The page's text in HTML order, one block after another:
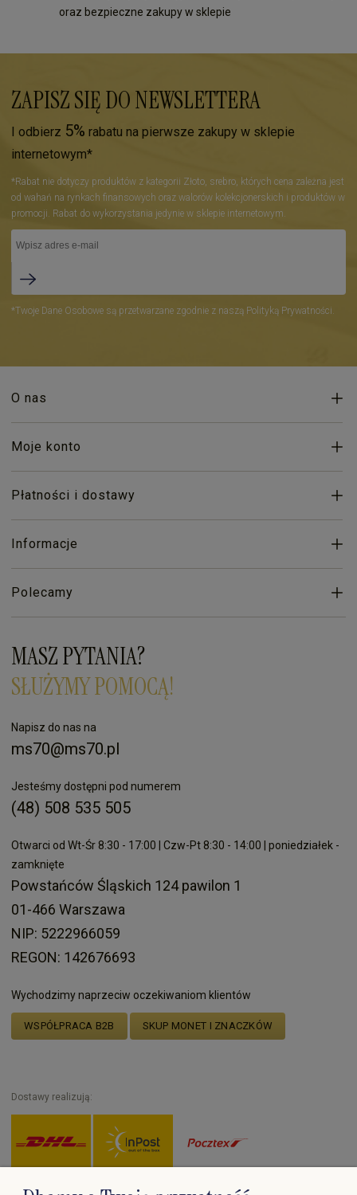
oraz bezpieczne zakupy w sklepie
ZAPISZ SIĘ DO NEWSLETTERA
I odbierz 5% rabatu na pierwsze zakupy w sklepie
internetowym*
*Rabat nie dotyczy produktów z kategorii Złoto, srebro, których cena zależna jest
od wahań na rynkach finansowych oraz walorów kolekcjonerskich i produktów w
promocji. Rabat do wykorzystania jedynie w sklepie internetowym.
*Twoje Dane Osobowe są przetwarzane zgodnie z naszą Polityką Prywatności.
O nas
Moje konto
Płatności i dostawy
Informacje
Polecamy
MASZ PYTANIA?
SŁUŻYMY POMOCĄ!
Napisz do nas na
ms70@ms70.pl
Jesteśmy dostępni pod numerem
(48) 508 535 505
Otwarci od Wt-Śr 8:30 - 17:00 | Czw-Pt 8:30 - 14:00 | poniedziałek -
zamknięte
Powstańców Śląskich 124 pawilon 1
01-466 Warszawa
NIP: 5222966059
REGON: 142676693
Wychodzimy naprzeciw oczekiwaniom klientów
WSPÓŁPRACA B2B SKUP MONET I ZNACZKÓW
Dostawy realizują: